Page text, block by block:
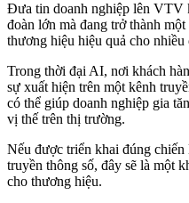
Đưa tin doanh nghiệp lên VTV
đoàn lớn mà đang trở thành
thương hiệu hiệu quả cho
Trong thời đại AI, nơi khách
sự xuất hiện trên một kênh
có thể giúp doanh nghiệp gia
vị thế trên thị trường.
Nếu được triển khai đúng
truyền thông số, đây sẽ là một
cho thương hiệu.